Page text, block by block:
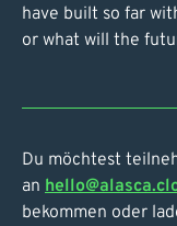
have built so far
or what will the
Du möchtest
an
bekommen oder